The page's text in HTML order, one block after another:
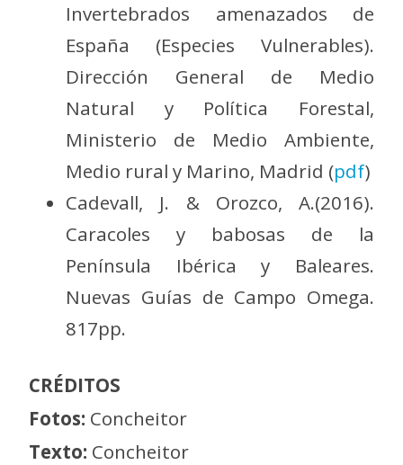
Invertebrados amenazados de
España (Especies Vulnerables).
Dirección General de Medio
Natural y Política Forestal,
Ministerio de Medio Ambiente,
Medio rural y Marino, Madrid (pdf)
Cadevall, J. & Orozco, A.(2016).
Caracoles y babosas de la
Península Ibérica y Baleares.
Nuevas Guías de Campo Omega.
817pp.
CRÉDITOS
Fotos: Concheitor
Texto: Concheitor